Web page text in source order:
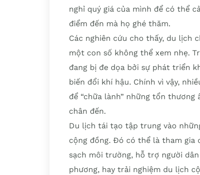
nghỉ quý giá của mình để có thể
điểm đến mà họ ghé thăm.
Các nghiên cứu cho thấy, du lịch
một con số không thể xem nhẹ.
đang bị đe dọa bởi sự phát triển
biến đổi khí hậu. Chính vì vậy,
để “chữa lành” những tổn
chân đến.
Du lịch tái tạo tập trung vào
cộng đồng. Đó có thể là tham gia
sạch môi trường, hỗ trợ người
phương, hay trải nghiệm du lịch